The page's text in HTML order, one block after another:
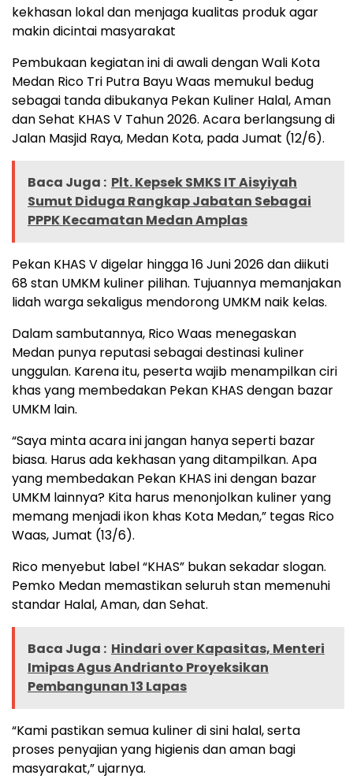
kekhasan lokal dan menjaga kualitas produk agar
makin dicintai masyarakat
Pembukaan kegiatan ini di awali dengan Wali Kota
Medan Rico Tri Putra Bayu Waas memukul bedug
sebagai tanda dibukanya Pekan Kuliner Halal, Aman
dan Sehat KHAS V Tahun 2026. Acara berlangsung di
Jalan Masjid Raya, Medan Kota, pada Jumat (12/6).
Baca Juga : Plt. Kepsek SMKS IT Aisyiyah
Sumut Diduga Rangkap Jabatan Sebagai
PPPK Kecamatan Medan Amplas
Pekan KHAS V digelar hingga 16 Juni 2026 dan diikuti
68 stan UMKM kuliner pilihan. Tujuannya memanjakan
lidah warga sekaligus mendorong UMKM naik kelas.
Dalam sambutannya, Rico Waas menegaskan
Medan punya reputasi sebagai destinasi kuliner
unggulan. Karena itu, peserta wajib menampilkan ciri
khas yang membedakan Pekan KHAS dengan bazar
UMKM lain.
“Saya minta acara ini jangan hanya seperti bazar
biasa. Harus ada kekhasan yang ditampilkan. Apa
yang membedakan Pekan KHAS ini dengan bazar
UMKM lainnya? Kita harus menonjolkan kuliner yang
memang menjadi ikon khas Kota Medan,” tegas Rico
Waas, Jumat (13/6).
Rico menyebut label “KHAS” bukan sekadar slogan.
Pemko Medan memastikan seluruh stan memenuhi
standar Halal, Aman, dan Sehat.
Baca Juga : Hindari over Kapasitas, Menteri
Imipas Agus Andrianto Proyeksikan
Pembangunan 13 Lapas
“Kami pastikan semua kuliner di sini halal, serta
proses penyajian yang higienis dan aman bagi
masyarakat,” ujarnya.